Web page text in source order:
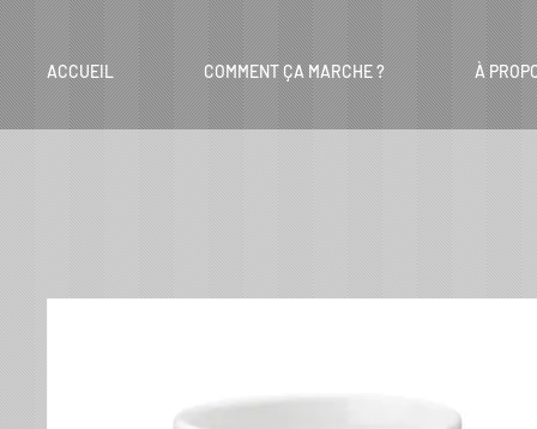
ACCUEIL COMMENT ÇA MARCHE ? À